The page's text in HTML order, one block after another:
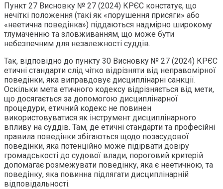
Пункт 27 Висновку № 27 (2024) КРЄС констатує, що
нечіткі положення (такі як «порушення присяги» або
«неетична поведінка») піддаються надмірно широкому
тлумаченню та зловживанням, що може бути
небезпечним для незалежності суддів.
Так, відповідно до пункту 30 Висновку № 27 (2024) КРЄС
етичні стандарти слід чітко відрізняти від неправомірної
поведінки, яка виправдовує дисциплінарні санкції.
Оскільки мета етичного кодексу відрізняється від мети,
що досягається за допомогою дисциплінарної
процедури, етичний кодекс не повинен
використовуватися як інструмент дисциплінарного
впливу на суддів. Там, де етичні стандарти та професійні
правила поведінки збігаються щодо позасудової
поведінки, яка потенційно може підірвати довіру
громадськості до судової влади, пороговий критерій
допомагає розмежувати поведінку, яка є неетичною, та
поведінку, яка повинна підлягати дисциплінарній
відповідальності.